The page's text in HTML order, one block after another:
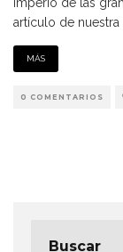
artículo de nuestra
MÁS
0 COMENTARIOS